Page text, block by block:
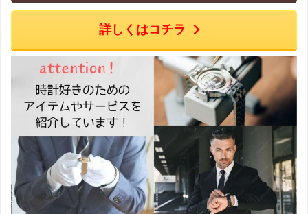
詳しくはコチラ